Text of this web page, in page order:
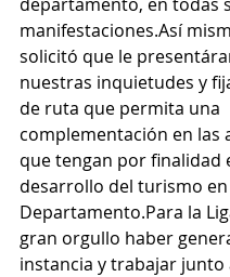
manifestaciones.Así
solicitó que le
nuestras inquietudes y
de ruta que permita una
complementación en las
que tengan por finalidad
desarrollo del turismo
Departamento.Para la
gran orgullo haber
instancia y trabajar junto